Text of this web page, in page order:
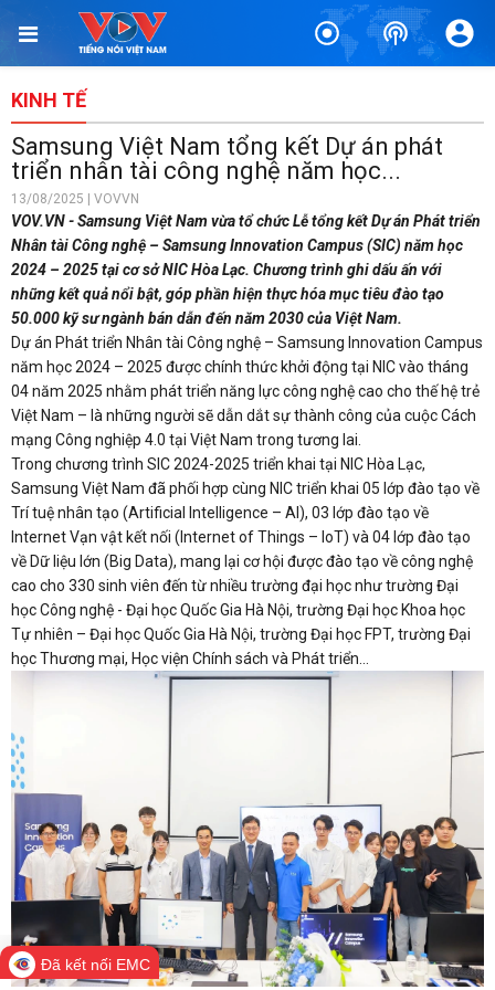
KINH TẾ
Samsung Việt Nam tổng kết Dự án phát
triển nhân tài công nghệ năm học...
13/08/2025 | VOVVN
VOV.VN - Samsung Việt Nam vừa tổ chức Lễ tổng kết Dự án Phát triển
Nhân tài Công nghệ – Samsung Innovation Campus (SIC) năm học
2024 – 2025 tại cơ sở NIC Hòa Lạc. Chương trình ghi dấu ấn với
những kết quả nổi bật, góp phần hiện thực hóa mục tiêu đào tạo
50.000 kỹ sư ngành bán dẫn đến năm 2030 của Việt Nam.
Dự án Phát triển Nhân tài Công nghệ – Samsung Innovation Campus
năm học 2024 – 2025 được chính thức khởi động tại NIC vào tháng
04 năm 2025 nhằm phát triển năng lực công nghệ cao cho thế hệ trẻ
Việt Nam – là những người sẽ dẫn dắt sự thành công của cuộc Cách
mạng Công nghiệp 4.0 tại Việt Nam trong tương lai.
Trong chương trình SIC 2024-2025 triển khai tại NIC Hòa Lạc,
Samsung Việt Nam đã phối hợp cùng NIC triển khai 05 lớp đào tạo về
Trí tuệ nhân tạo (Artificial Intelligence – AI), 03 lớp đào tạo về
Internet Vạn vật kết nối (Internet of Things – IoT) và 04 lớp đào tạo
về Dữ liệu lớn (Big Data), mang lại cơ hội được đào tạo về công nghệ
cao cho 330 sinh viên đến từ nhiều trường đại học như trường Đại
học Công nghệ - Đại học Quốc Gia Hà Nội, trường Đại học Khoa học
Tự nhiên – Đại học Quốc Gia Hà Nội, trường Đại học FPT, trường Đại
học Thương mại, Học viện Chính sách và Phát triển...
Đã kết nối EMC